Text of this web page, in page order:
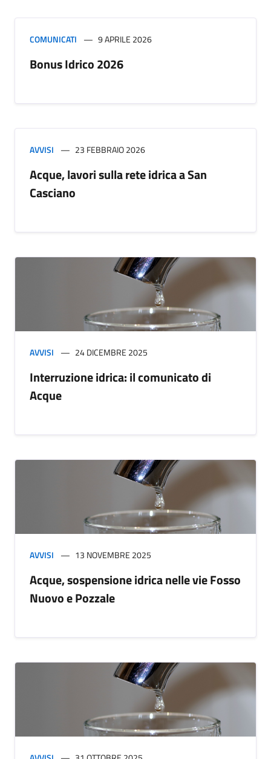
COMUNICATI 9 APRILE 2026
Bonus Idrico 2026
AVVISI 23 FEBBRAIO 2026
Acque, lavori sulla rete idrica a San
Casciano
AVVISI 24 DICEMBRE 2025
Interruzione idrica: il comunicato di
Acque
AVVISI 13 NOVEMBRE 2025
Acque, sospensione idrica nelle vie Fosso
Nuovo e Pozzale